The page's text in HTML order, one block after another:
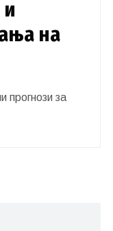
на
прогнози за